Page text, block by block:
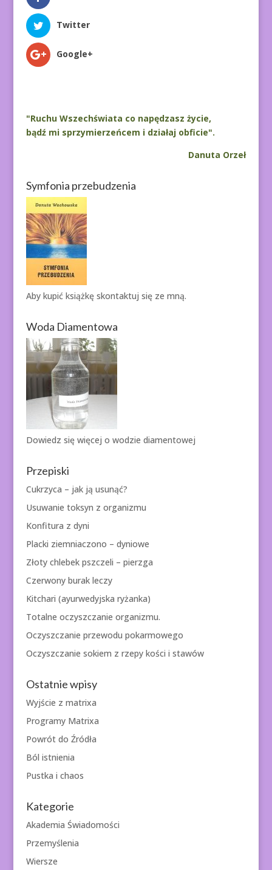
Twitter
Google+
"Ruchu Wszechświata co napędzasz życie,
bądź mi sprzymierzeńcem i działaj obficie".
Danuta Orzeł
Symfonia przebudzenia
Aby kupić książkę skontaktuj się ze mną.
Woda Diamentowa
Dowiedz się więcej o wodzie diamentowej
Przepiski
Cukrzyca – jak ją usunąć?
Usuwanie toksyn z organizmu
Konfitura z dyni
Placki ziemniaczono – dyniowe
Złoty chlebek pszczeli – pierzga
Czerwony burak leczy
Kitchari (ayurwedyjska ryżanka)
Totalne oczyszczanie organizmu.
Oczyszczanie przewodu pokarmowego
Oczyszczanie sokiem z rzepy kości i stawów
Ostatnie wpisy
Wyjście z matrixa
Programy Matrixa
Powrót do Źródła
Ból istnienia
Pustka i chaos
Kategorie
Akademia Świadomości
Przemyślenia
Wiersze